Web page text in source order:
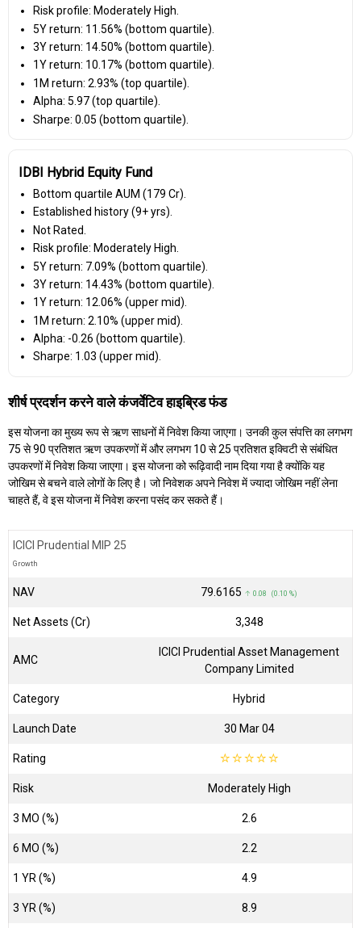
Risk profile: Moderately High.
5Y return: 11.56% (bottom quartile).
3Y return: 14.50% (bottom quartile).
1Y return: 10.17% (bottom quartile).
1M return: 2.93% (top quartile).
Alpha: 5.97 (top quartile).
Sharpe: 0.05 (bottom quartile).
IDBI Hybrid Equity Fund
Bottom quartile AUM (₹179 Cr).
Established history (9+ yrs).
Not Rated.
Risk profile: Moderately High.
5Y return: 7.09% (bottom quartile).
3Y return: 14.43% (bottom quartile).
1Y return: 12.06% (upper mid).
1M return: 2.10% (upper mid).
Alpha: -0.26 (bottom quartile).
Sharpe: 1.03 (upper mid).
शीर्ष प्रदर्शन करने वाले कंजर्वेटिव हाइब्रिड फंड
इस योजना का मुख्य रूप से ऋण साधनों में निवेश किया जाएगा। उनकी कुल संपत्ति का लगभग
75 से 90 प्रतिशत ऋण उपकरणों में और लगभग 10 से 25 प्रतिशत इक्विटी से संबंधित
उपकरणों में निवेश किया जाएगा। इस योजना को रूढ़िवादी नाम दिया गया है क्योंकि यह
जोखिम से बचने वाले लोगों के लिए है। जो निवेशक अपने निवेश में ज्यादा जोखिम नहीं लेना
चाहते हैं, वे इस योजना में निवेश करना पसंद कर सकते हैं।
ICICI Prudential MIP 25
Growth
NAV ₹79.6165 ↑ 0.08 (0.10 %)
Net Assets (Cr) ₹3,348
AMC
ICICI Prudential Asset Management
Company Limited
Category Hybrid
Launch Date 30 Mar 04
Rating ☆☆☆☆☆
Risk Moderately High
3 MO (%) 2.6
6 MO (%) 2.2
1 YR (%) 4.9
3 YR (%) 8.9